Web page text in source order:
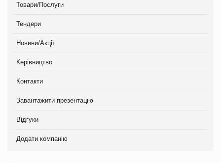
Товари/Послуги
Тендери
Новини/Акції
Керівництво
Контакти
Завантажити презентацію
Відгуки
Додати компанію